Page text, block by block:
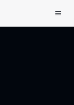
menu